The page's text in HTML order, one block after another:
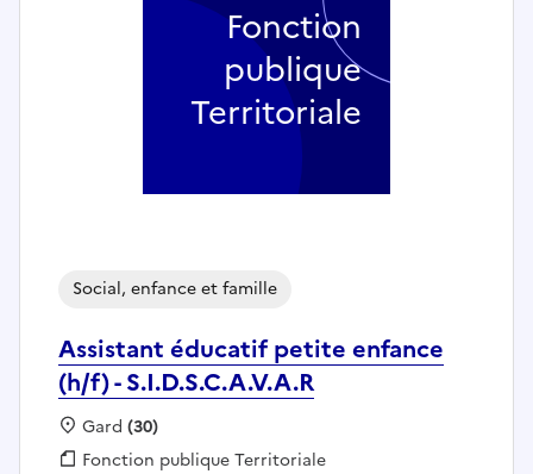
Assistant éducatif petite enfance
(h/f) - S.I.D.S.C.A.V.A.R
Social, enfance et famille
Localisation :
Gard (30)
Fonction publique :
Fonction publique Territoriale
Fonction
publique
Territoriale